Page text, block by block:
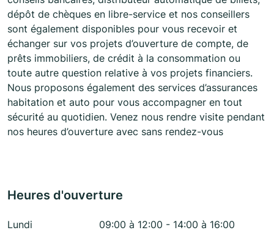
dépôt de chèques en libre-service et nos conseillers
sont également disponibles pour vous recevoir et
échanger sur vos projets d’ouverture de compte, de
prêts immobiliers, de crédit à la consommation ou
toute autre question relative à vos projets financiers.
Nous proposons également des services d’assurances
habitation et auto pour vous accompagner en tout
sécurité au quotidien. Venez nous rendre visite pendant
nos heures d’ouverture avec sans rendez-vous
Heures d'ouverture
Lundi
09:00 à 12:00 - 14:00 à 16:00